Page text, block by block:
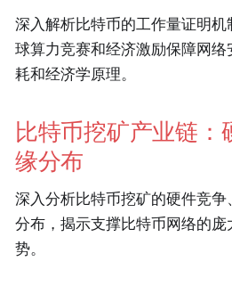
深入解析比特币的工作量证明
球算力竞赛和经济激励保障网
耗和经济学原理。
比特币挖矿产业链：
缘分布
深入分析比特币挖矿的硬件竞
分布，揭示支撑比特币网络的
势。